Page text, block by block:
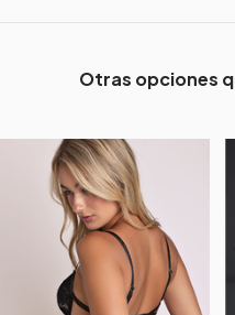
Otras opciones